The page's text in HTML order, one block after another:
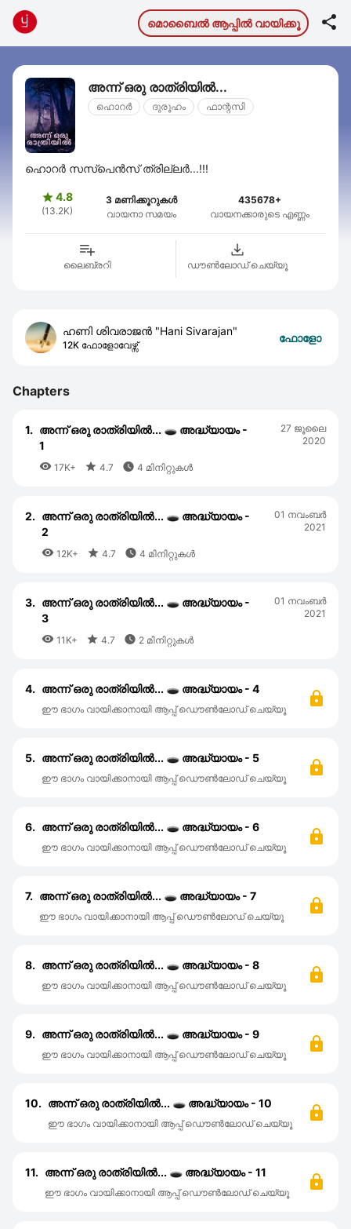
മൊബൈല്‍ ആപ്പില്‍ വായിക്കൂ 
അന്ന് ഒരു രാത്രിയില്‍...
ഹൊറര്‍ ദുരൂഹം ഫാന്റസി
ഹൊറര്‍ സസ്പെന്‍സ് ത്രില്ലര്‍...!!!
4.8
(13.2K)
3 മണിക്കൂറുകൾ
വായനാ സമയം
435678+
വായനക്കാരുടെ എണ്ണം
ലൈബ്രറി ഡൗണ്‍ലോഡ് ചെയ്യൂ
ഹണി ശിവരാജൻ "Hani Sivarajan"
12K ഫോളോവേഴ്സ്
ഫോളോ
Chapters
1. അന്ന് ഒരു രാത്രിയില്‍... 🕳️ അദ്ധ്യായം -
1
 17K+  4.7  4 മിനിറ്റുകൾ
27 ജൂലൈ
2020
2. അന്ന് ഒരു രാത്രിയിൽ... 🕳️ അദ്ധ്യായം -
2
 12K+  4.7  4 മിനിറ്റുകൾ
01 നവംബര്‍
2021
3. അന്ന് ഒരു രാത്രിയിൽ... 🕳️ അദ്ധ്യായം -
3
 11K+  4.7  2 മിനിറ്റുകൾ
01 നവംബര്‍
2021
4. അന്ന് ഒരു രാത്രിയിൽ... 🕳️ അദ്ധ്യായം - 4
ഈ ഭാഗം വായിക്കാനായി ആപ്പ് ഡൌൺലോഡ് ചെയ്യൂ
5. അന്ന് ഒരു രാത്രിയിൽ... 🕳️ അദ്ധ്യായം - 5
ഈ ഭാഗം വായിക്കാനായി ആപ്പ് ഡൌൺലോഡ് ചെയ്യൂ
6. അന്ന് ഒരു രാത്രിയില്‍... 🕳️ അദ്ധ്യായം - 6
ഈ ഭാഗം വായിക്കാനായി ആപ്പ് ഡൌൺലോഡ് ചെയ്യൂ
7. അന്ന് ഒരു രാത്രിയില്‍... 🕳️ അദ്ധ്യായം - 7
ഈ ഭാഗം വായിക്കാനായി ആപ്പ് ഡൌൺലോഡ് ചെയ്യൂ
8. അന്ന് ഒരു രാത്രിയിൽ... 🕳️ അദ്ധ്യായം - 8
ഈ ഭാഗം വായിക്കാനായി ആപ്പ് ഡൌൺലോഡ് ചെയ്യൂ
9. അന്ന് ഒരു രാത്രിയിൽ... 🕳️ അദ്ധ്യായം - 9
ഈ ഭാഗം വായിക്കാനായി ആപ്പ് ഡൌൺലോഡ് ചെയ്യൂ
10. അന്ന് ഒരു രാത്രിയിൽ... 🕳️ അദ്ധ്യായം - 10
ഈ ഭാഗം വായിക്കാനായി ആപ്പ് ഡൌൺലോഡ് ചെയ്യൂ
11. അന്ന് ഒരു രാത്രിയിൽ... 🕳️ അദ്ധ്യായം - 11
ഈ ഭാഗം വായിക്കാനായി ആപ്പ് ഡൌൺലോഡ് ചെയ്യൂ